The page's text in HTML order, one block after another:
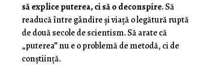
să explice puterea, ci să o deconspire. Să
readucă între gândire și viață o legătură ruptă
de două secole de scientism. Să arate că
„puterea” nu e o problemă de metodă, ci de
conștiință.